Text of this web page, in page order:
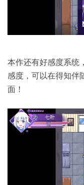
本作还有好感度系统
感度，可以在得知伴
面！